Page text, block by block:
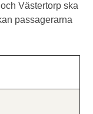
Västertorp ska
passagerarna